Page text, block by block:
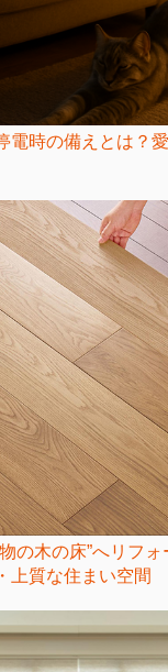
電時の備えとは？
の木の床”へリフ
上質な住まい空間